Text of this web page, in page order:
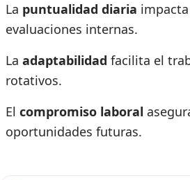
La puntualidad diaria
evaluaciones internas.
La adaptabilidad facilita el
rotativos.
El compromiso laboral
oportunidades futuras.